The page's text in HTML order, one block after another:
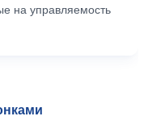
на управляемость